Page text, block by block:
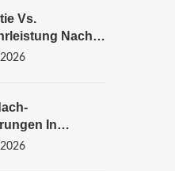
Vs.
Nach
Was Sie
In
Programme,